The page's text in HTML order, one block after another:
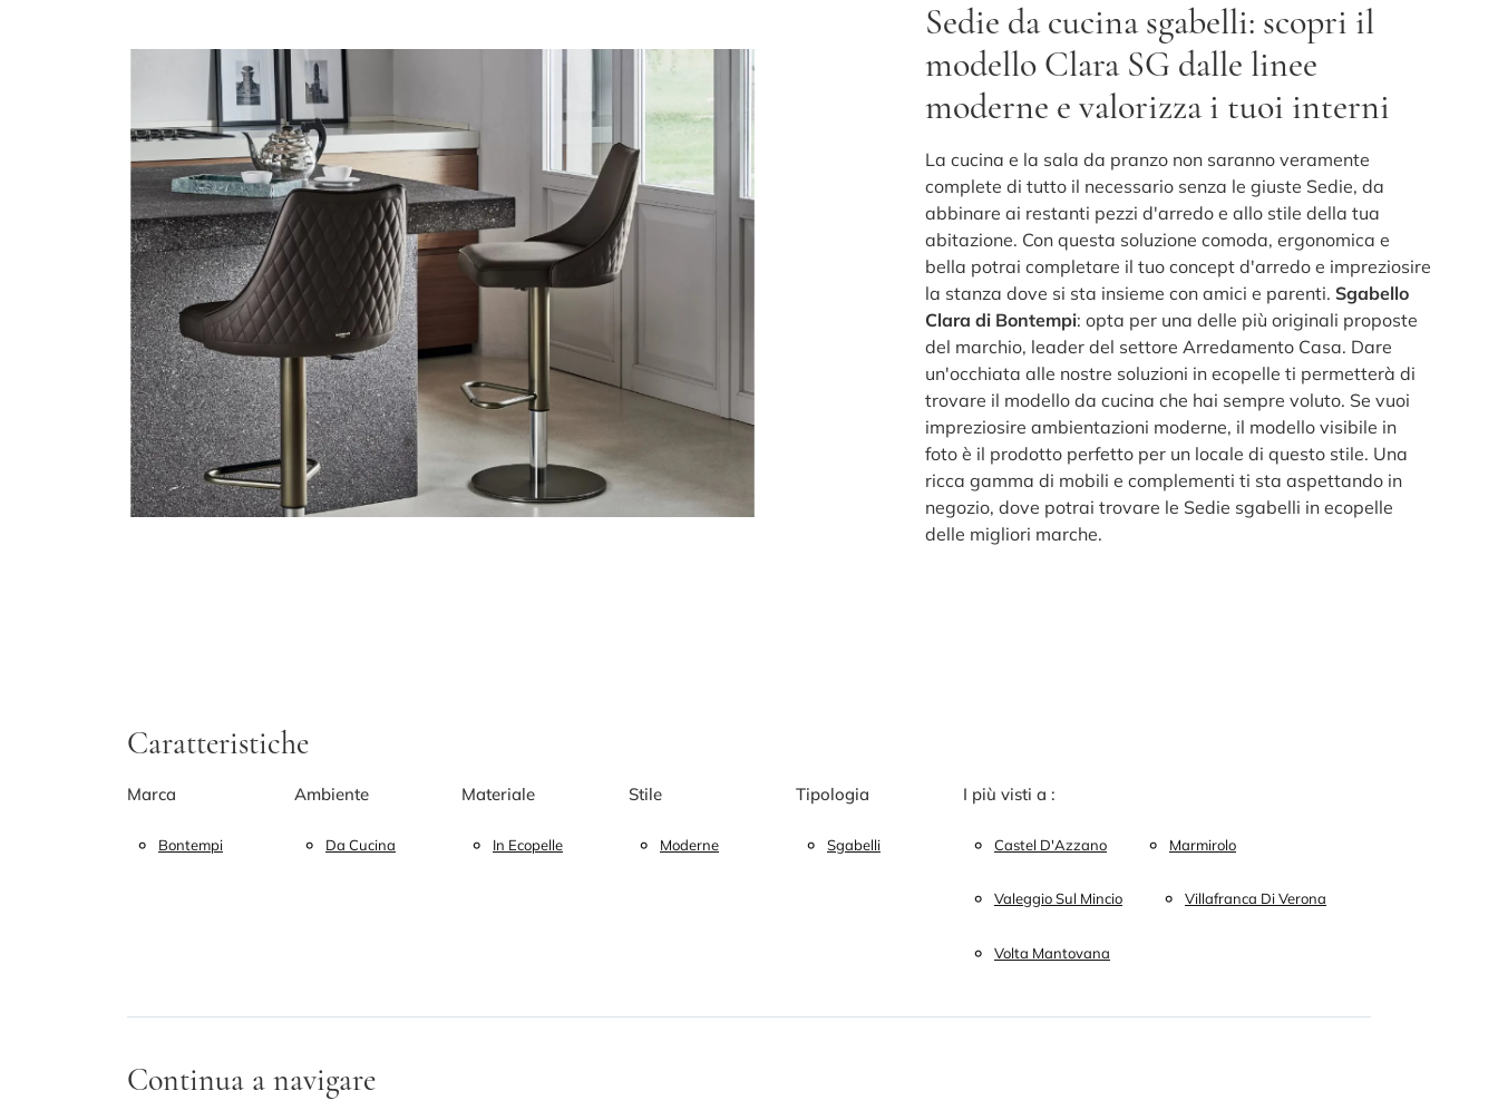
Sedie da cucina sgabelli: scopri il
modello Clara SG dalle linee
moderne e valorizza i tuoi interni
La cucina e la sala da pranzo non saranno veramente
complete di tutto il necessario senza le giuste Sedie, da
abbinare ai restanti pezzi d'arredo e allo stile della tua
abitazione. Con questa soluzione comoda, ergonomica e
bella potrai completare il tuo concept d'arredo e impreziosire
la stanza dove si sta insieme con amici e parenti. Sgabello
Clara di Bontempi: opta per una delle più originali proposte
del marchio, leader del settore Arredamento Casa. Dare
un'occhiata alle nostre soluzioni in ecopelle ti permetterà di
trovare il modello da cucina che hai sempre voluto. Se vuoi
impreziosire ambientazioni moderne, il modello visibile in
foto è il prodotto perfetto per un locale di questo stile. Una
ricca gamma di mobili e complementi ti sta aspettando in
negozio, dove potrai trovare le Sedie sgabelli in ecopelle
delle migliori marche.
Caratteristiche
Marca
Bontempi
Ambiente
Da Cucina
Materiale
In Ecopelle
Stile
Moderne
Tipologia
Sgabelli
I più visti a :
Castel D'Azzano Marmirolo
Valeggio Sul Mincio Villafranca Di Verona
Volta Mantovana
Continua a navigare